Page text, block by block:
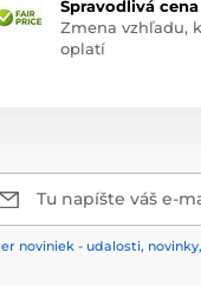
Spravodlivá cena
Zmena vzhľadu,
oplatí
Tu napíšte váš e-
noviniek - udalosti,